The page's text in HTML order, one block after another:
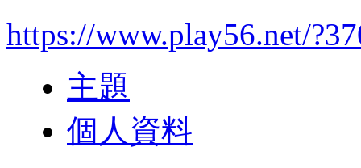
https://www.play56.net/
主題
個人資料